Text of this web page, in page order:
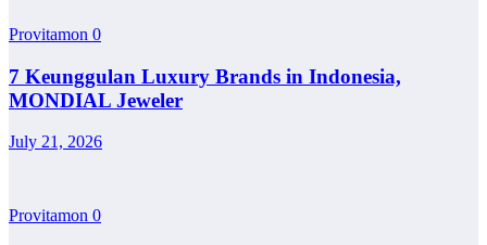
Provitamon 0
7 Keunggulan Luxury Brands in Indonesia,
MONDIAL Jeweler
July 21, 2026
Provitamon 0